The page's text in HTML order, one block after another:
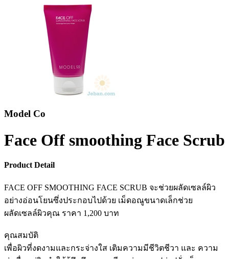
Model Co
Face Off smoothing Face Scrub
Product Detail
FACE OFF SMOOTHING FACE SCRUB จะช่วยผลัดเซลล์ผิว
อย่างอ่อนโยนซึ่งประกอบไปด้วย เม็ดอณูขนาดเล็กช่วย
ผลัดเซลล์ผิวคุณ ราคา 1,200 บาท
คุณสมบัติ
เพื่อผิวที่งดงามและกระจ่างใส เติมความมีชีวิตชีวา และ ความ